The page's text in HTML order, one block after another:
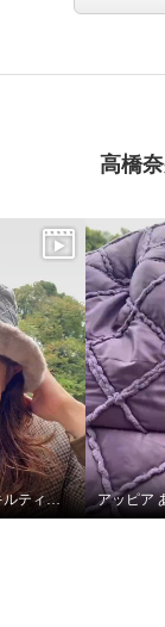
高橋
アッピア あったかキルティング あったかキルティング ハット＆マフラーセット